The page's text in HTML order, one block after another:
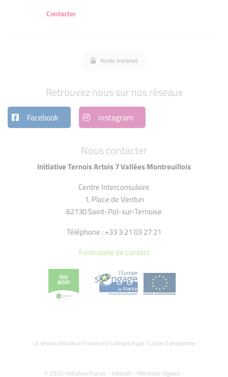
Nous contacter
Initiative Ternois Artois 7 Vallées Montreuillois
Centre Interconsulaire
1, Place de Verdun
62130 Saint-Pol-sur-Ternoise
Téléphone : +33 3 21 03 27 21
Formulaire de contact
Le réseau Initiative France est cofinancé par l’Union Européenne
© 2020 Initiative France - Intranet- Mentions légales -
Contacter
Accès intranet
Retrouvez nous sur nos réseaux
Facebook instagram